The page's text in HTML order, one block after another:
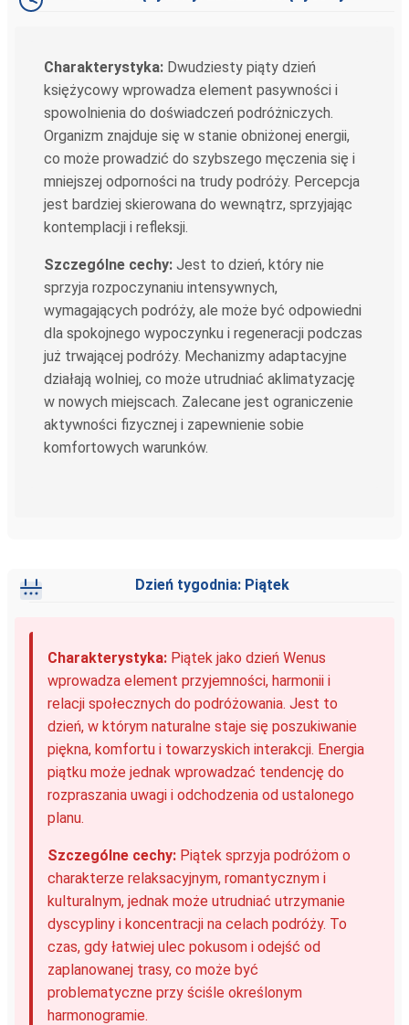
Charakterystyka: Dwudziesty piąty dzień
księżycowy wprowadza element pasywności i
spowolnienia do doświadczeń podróżniczych.
Organizm znajduje się w stanie obniżonej energii,
co może prowadzić do szybszego męczenia się i
mniejszej odporności na trudy podróży. Percepcja
jest bardziej skierowana do wewnątrz, sprzyjając
kontemplacji i refleksji.
Szczególne cechy: Jest to dzień, który nie
sprzyja rozpoczynaniu intensywnych,
wymagających podróży, ale może być odpowiedni
dla spokojnego wypoczynku i regeneracji podczas
już trwającej podróży. Mechanizmy adaptacyjne
działają wolniej, co może utrudniać aklimatyzację
w nowych miejscach. Zalecane jest ograniczenie
aktywności fizycznej i zapewnienie sobie
komfortowych warunków.
Dzień tygodnia: Piątek
Charakterystyka: Piątek jako dzień Wenus
wprowadza element przyjemności, harmonii i
relacji społecznych do podróżowania. Jest to
dzień, w którym naturalne staje się poszukiwanie
piękna, komfortu i towarzyskich interakcji. Energia
piątku może jednak wprowadzać tendencję do
rozpraszania uwagi i odchodzenia od ustalonego
planu.
Szczególne cechy: Piątek sprzyja podróżom o
charakterze relaksacyjnym, romantycznym i
kulturalnym, jednak może utrudniać utrzymanie
dyscypliny i koncentracji na celach podróży. To
czas, gdy łatwiej ulec pokusom i odejść od
zaplanowanej trasy, co może być
problematyczne przy ściśle określonym
harmonogramie.